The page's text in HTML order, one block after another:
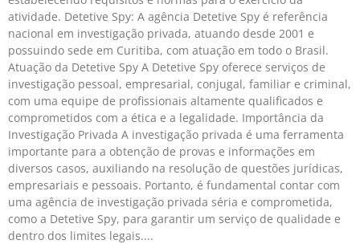
atividade. Detetive Spy: A agência Detetive Spy é referência
nacional em investigação privada, atuando desde 2001 e
possuindo sede em Curitiba, com atuação em todo o Brasil.
Atuação da Detetive Spy A Detetive Spy oferece serviços de
investigação pessoal, empresarial, conjugal, familiar e criminal,
com uma equipe de profissionais altamente qualificados e
comprometidos com a ética e a legalidade. Importância da
Investigação Privada A investigação privada é uma ferramenta
importante para a obtenção de provas e informações em
diversos casos, auxiliando na resolução de questões jurídicas,
empresariais e pessoais. Portanto, é fundamental contar com
uma agência de investigação privada séria e comprometida,
como a Detetive Spy, para garantir um serviço de qualidade e
dentro dos limites legais.